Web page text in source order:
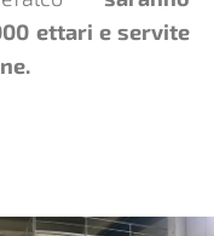
ettari e servite